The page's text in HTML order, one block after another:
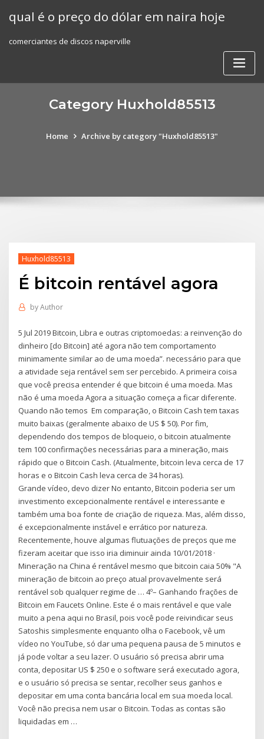
qual é o preço do dólar em naira hoje
comerciantes de discos naperville
Category Huxhold85513
Home Archive by category "Huxhold85513"
Huxhold85513
É bitcoin rentável agora
byAuthor
5 Jul 2019 Bitcoin, Libra e outras criptomoedas: a reinvenção do
dinheiro [do Bitcoin] até agora não tem comportamento
minimamente similar ao de uma moeda”. necessário para que
a atividade seja rentável sem ser percebido. A primeira coisa
que você precisa entender é que bitcoin é uma moeda. Mas
não é uma moeda Agora a situação começa a ficar diferente.
Quando não temos Em comparação, o Bitcoin Cash tem taxas
muito baixas (geralmente abaixo de US $ 50). Por fim,
dependendo dos tempos de bloqueio, o bitcoin atualmente
tem 100 confirmações necessárias para a mineração, mais
rápido que o Bitcoin Cash. (Atualmente, bitcoin leva cerca de 17
horas e o Bitcoin Cash leva cerca de 34 horas).
Grande vídeo, devo dizer No entanto, Bitcoin poderia ser um
investimento excepcionalmente rentável e interessante e
também uma boa fonte de criação de riqueza. Mas, além disso,
é excepcionalmente instável e errático por natureza.
Recentemente, houve algumas flutuações de preços que me
fizeram aceitar que isso iria diminuir ainda 10/01/2018 ·
Mineração na China é rentável mesmo que bitcoin caia 50% "A
mineração de bitcoin ao preço atual provavelmente será
rentável sob qualquer regime de … 4º– Ganhando frações de
Bitcoin em Faucets Online. Este é o mais rentável e que vale
muito a pena aqui no Brasil, pois você pode reivindicar seus
Satoshis simplesmente enquanto olha o Facebook, vê um
vídeo no YouTube, só dar uma pequena pausa de 5 minutos e
já pode voltar a seu lazer. O usuário só precisa abrir uma
conta, depositar US $ 250 e o software será executado agora,
e o usuário só precisa se sentar, recolher seus ganhos e
depositar em uma conta bancária local em sua moeda local.
Você não precisa nem usar o Bitcoin. Todas as contas são
liquidadas em …